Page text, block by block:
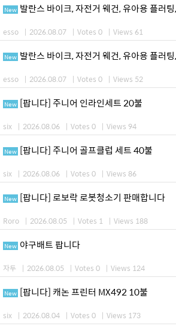
New 발란스 바이크, 자전거 웨건, 유아용 플러
esso | 2026.08.07 | Votes 0 | Views 61
New 발란스 바이크, 자전거 웨건, 유아용 플러
esso | 2026.08.07 | Votes 0 | Views 52
New [팝니다] 주니어 인라인세트 20불
six | 2026.08.06 | Votes 0 | Views 94
New [팝니다] 주니어 골프클럽 세트 40불
six | 2026.08.06 | Votes 0 | Views 86
New [팝니다] 로보락 로봇청소기 판매합니다
Roro | 2026.08.05 | Votes 1 | Views 188
New 야구배트 팝니다
자두 | 2026.08.05 | Votes 0 | Views 124
New [팝니다] 캐논 프린터 MX492 10불
six | 2026.08.04 | Votes 0 | Views 173